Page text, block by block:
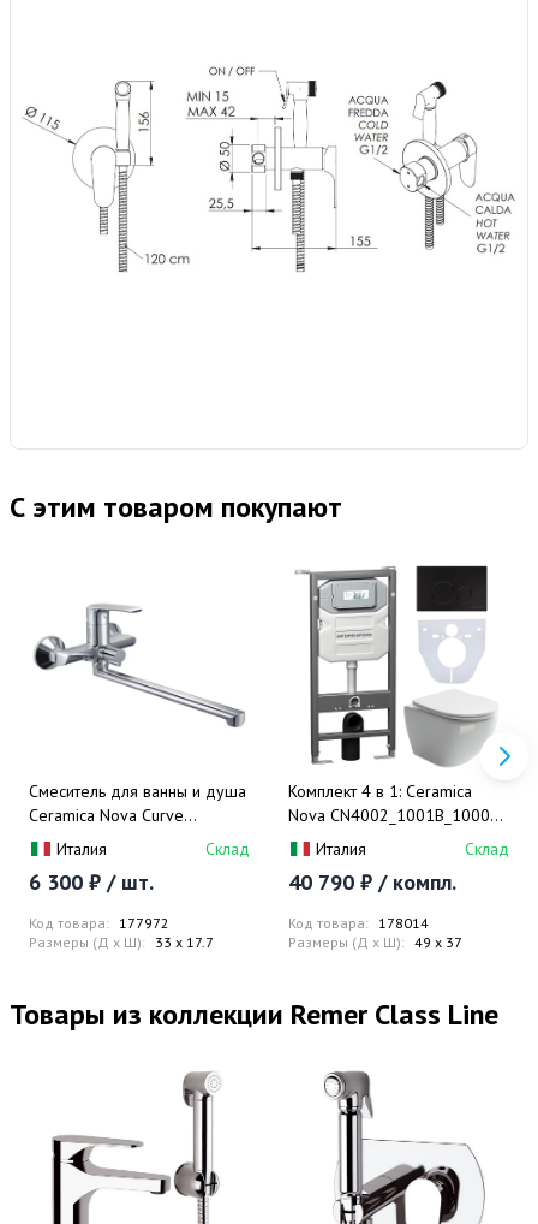
С этим товаром покупают
Смеситель для ванны и душа
Ceramica Nova Curve
70021CH (хром)
Италия Склад
6 300 ₽ / шт.
Код товара: 177972
Размеры (Д x Ш): 33 x 17.7
Комплект 4 в 1: Ceramica
Nova CN4002_1001B_1000
Унитаз подвесной Metropol
Rimless + Инсталляция
Envision + Шумоизоляция +
мат)
Италия Склад
40 790 ₽ / компл.
Код товара: 178014
Размеры (Д x Ш): 49 x 37
Товары из коллекции Remer Class Line